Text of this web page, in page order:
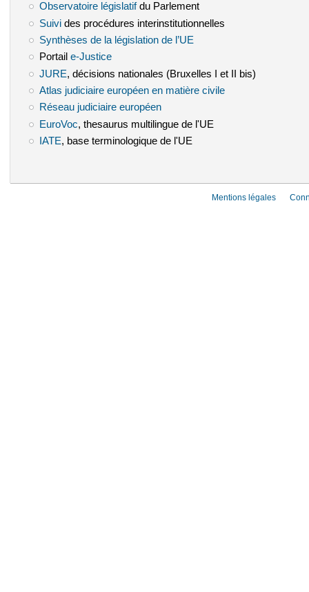
Observatoire législatif(le lien est externe)
du Parlement
Suivi(le lien est externe)
des procédures interinstitutionnelles
Synthèses de la législation de l’UE
Portail e-Justice(le lien est externe)
JURE (le lien est externe)
, décisions nationales (Bruxelles I et II bis)
Atlas judiciaire européen en matière civile(le lien est externe)
Réseau judiciaire européen(le lien est externe)
EuroVoc (le lien est externe)
, thesaurus multilingue de l'UE
IATE(le lien est externe)
, base terminologique de l'UE
Mentions légales